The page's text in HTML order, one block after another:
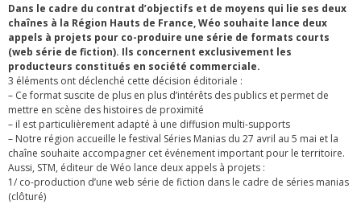
Dans le cadre du contrat d’objectifs et de moyens qui lie ses deux
chaînes à la Région Hauts de France, Wéo souhaite lance deux
appels à projets pour co-produire une série de formats courts
(web série de fiction). Ils concernent exclusivement les
producteurs constitués en société commerciale.
3 éléments ont déclenché cette décision éditoriale :
– Ce format suscite de plus en plus d’intérêts des publics et permet de
mettre en scène des histoires de proximité
– il est particulièrement adapté à une diffusion multi-supports
– Notre région accueille le festival Séries Manias du 27 avril au 5 mai et la
chaîne souhaite accompagner cet événement important pour le territoire.
Aussi, STM, éditeur de Wéo lance deux appels à projets :
1/ co-production d’une web série de fiction dans le cadre de séries manias
(clôturé)